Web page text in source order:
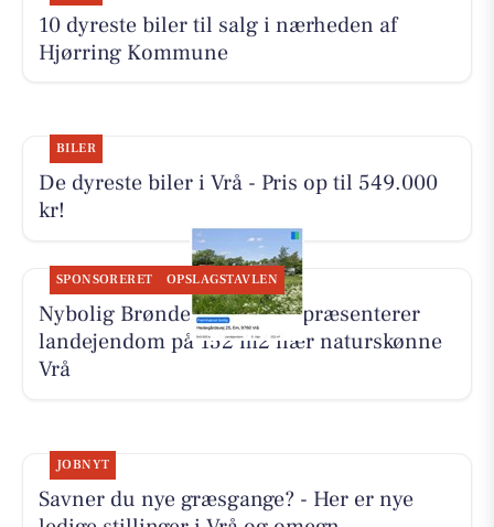
10 dyreste biler til salg i nærheden af
Hjørring Kommune
BILER
De dyreste biler i Vrå - Pris op til 549.000
kr!
SPONSORERET OPSLAGSTAVLEN
Nybolig Brønderslev & Vrå præsenterer
landejendom på 152 m2 nær naturskønne
Vrå
JOBNYT
Savner du nye græsgange? - Her er nye